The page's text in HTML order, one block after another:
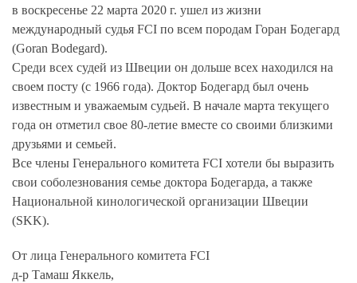
в воскресенье 22 марта 2020 г. ушел из жизни
международный судья FCI по всем породам Горан Бодегард
(Goran Bodegard).
Среди всех судей из Швеции он дольше всех находился на
своем посту (с 1966 года). Доктор Бодегард был очень
известным и уважаемым судьей. В начале марта текущего
года он отметил свое 80-летие вместе со своими близкими
друзьями и семьей.
Все члены Генерального комитета FCI хотели бы выразить
свои соболезнования семье доктора Бодегарда, а также
Национальной кинологической организации Швеции
(SKK).
От лица Генерального комитета FCI
д-р Тамаш Яккель,